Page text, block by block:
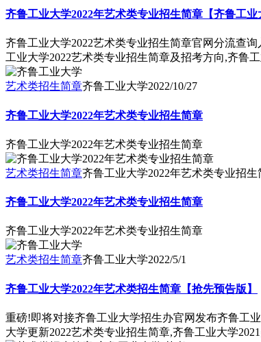
齐鲁工业大学2022年艺术类专业招生简章【齐鲁工业
齐鲁工业大学2022艺术类专业招生简章官网分流查
工业大学2022艺术类专业招生简章及招考方向,齐鲁
艺术类招生简章齐鲁工业大学2022/10/27
齐鲁工业大学2022年艺术类专业招生简章
齐鲁工业大学2022年艺术类专业招生简章
艺术类招生简章齐鲁工业大学2022年艺术类专业招生
齐鲁工业大学2022年艺术类专业招生简章
齐鲁工业大学2022年艺术类专业招生简章
艺术类招生简章齐鲁工业大学2022/5/1
齐鲁工业大学2022年艺术类招生简章【抢先预告版】
重磅!即将对接齐鲁工业大学招生办官网发布齐鲁工
大学更新2022艺术类专业招生简章,齐鲁工业大学